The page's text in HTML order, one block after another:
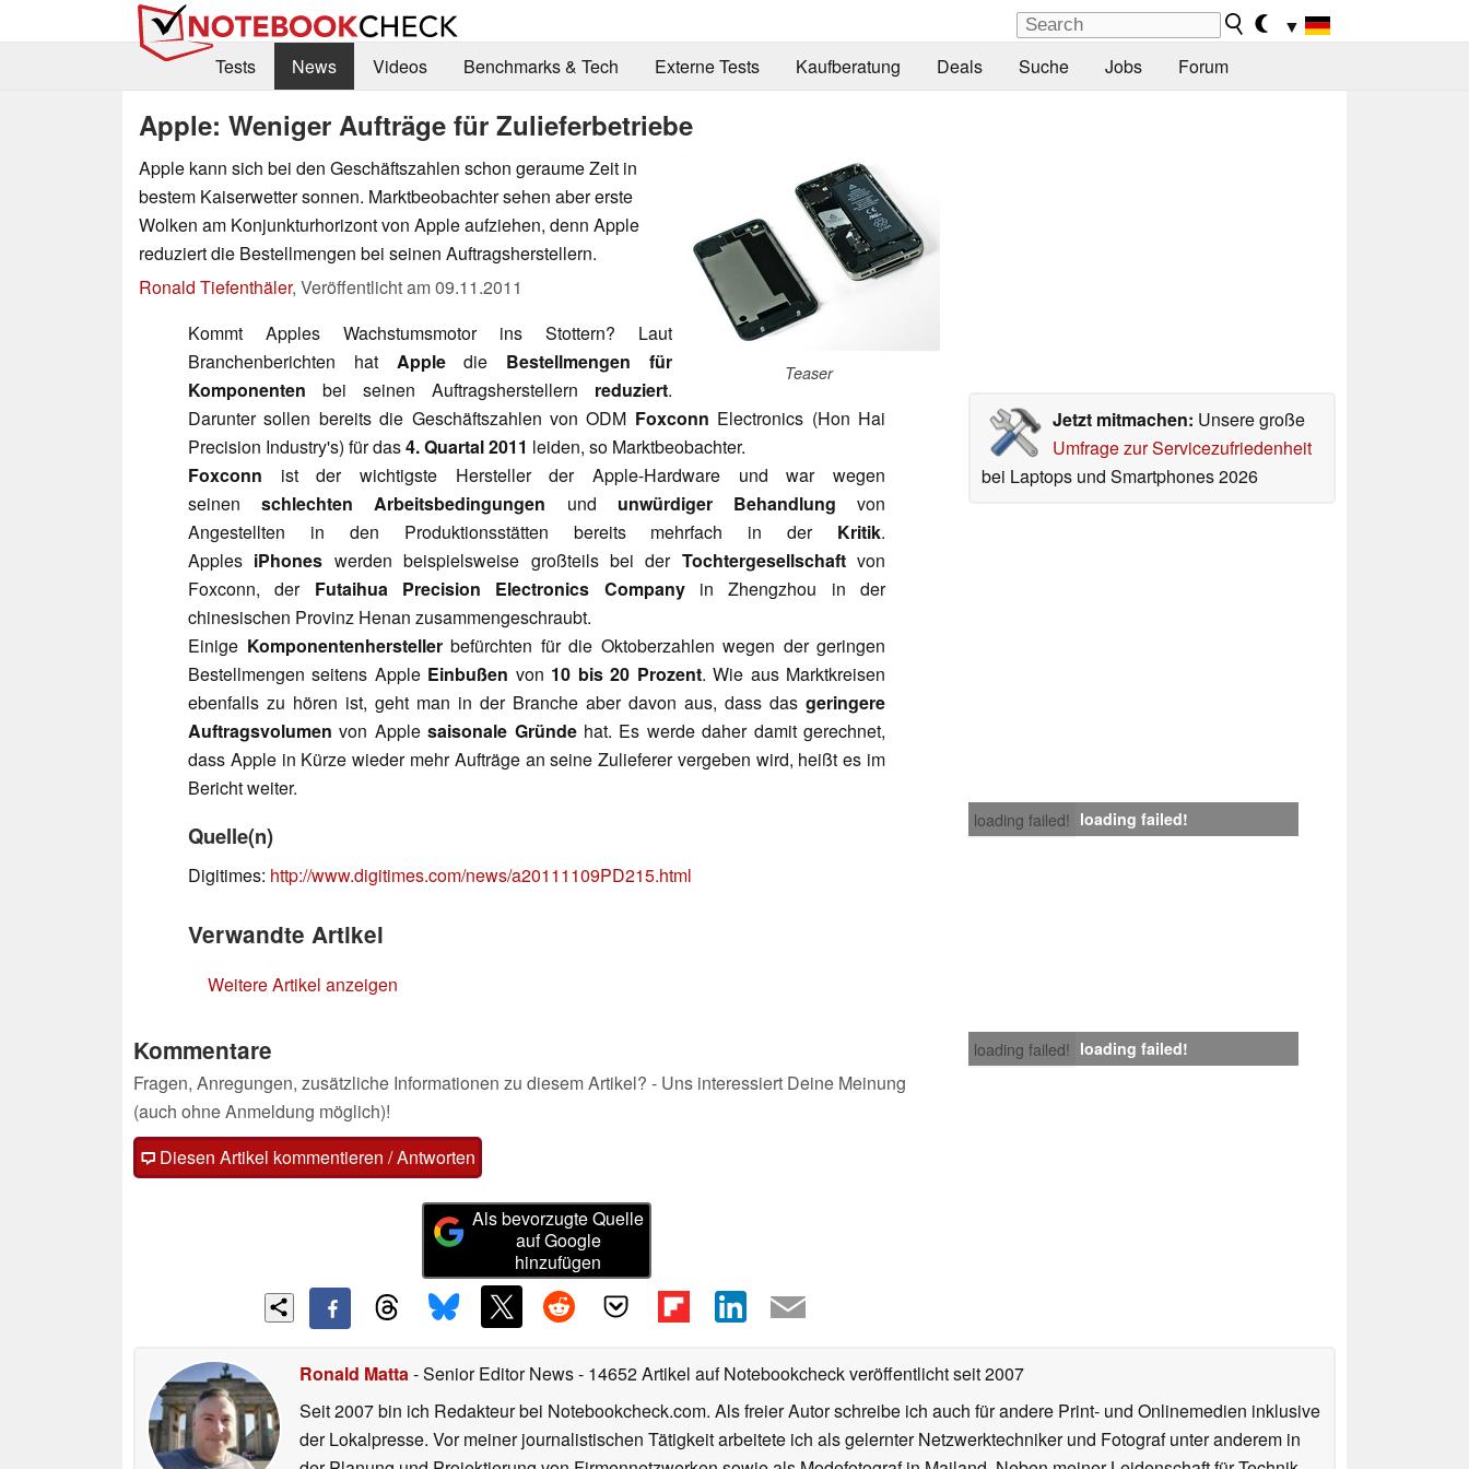
▼
Tests
News Videos Benchmarks & Tech Externe Tests Kaufberatung Deals Suche Jobs Forum
Apple: Weniger Aufträge für Zulieferbetriebe
Teaser
Apple kann sich bei den Geschäftszahlen schon geraume Zeit in
bestem Kaiserwetter sonnen. Marktbeobachter sehen aber erste
Wolken am Konjunkturhorizont von Apple aufziehen, denn Apple
reduziert die Bestellmengen bei seinen Auftragsherstellern.
Ronald Tiefenthäler, Veröffentlicht am09.11.2011
Jetzt mitmachen: Unsere große
Umfrage zur Servicezufriedenheit
bei Laptops und Smartphones 2026
Kommt Apples Wachstumsmotor ins Stottern? Laut
Branchenberichten hat Appledie Bestellmengen für
Komponenten bei seinen Auftragsherstellern reduziert.
Darunter sollen bereits die Geschäftszahlen von ODM Foxconn Electronics (Hon Hai
Precision Industry's) für das4. Quartal 2011 leiden, so Marktbeobachter.
Foxconn ist der wichtigste Hersteller der Apple-Hardware und war wegen
seinenschlechten Arbeitsbedingungen und unwürdiger Behandlung von
Angestellten in den Produktionsstätten bereits mehrfach in der Kritik.
Apples iPhones werden beispielsweise großteils bei der Tochtergesellschaftvon
Foxconn, der Futaihua Precision Electronics Companyin Zhengzhou in der
chinesischen Provinz Henan zusammengeschraubt.
Einige Komponentenherstellerbefürchten für die Oktoberzahlen wegen der geringen
Bestellmengen seitens Apple Einbußen von 10 bis 20 Prozent. Wie aus Marktkreisen
ebenfalls zu hören ist, geht man in der Branche aber davon aus, dass das geringere
Auftragsvolumen von Applesaisonale Gründehat. Es werde daher damit gerechnet,
dass Apple in Kürze wieder mehr Aufträge an seine Zulieferer vergeben wird, heißt es im
Bericht weiter.
loading failed! loading failed!
Quelle(n)
Digitimes: http://www.digitimes.com/news/a20111109PD215.html
Verwandte Artikel
Weitere Artikel anzeigen
loading failed! loading failed!
Kommentare
Fragen, Anregungen, zusätzliche Informationen zu diesem Artikel? - Uns interessiert Deine Meinung
(auch ohne Anmeldung möglich)!
Diesen Artikel kommentieren / Antworten
Als bevorzugte Quelle
auf Google
hinzufügen
Ronald Matta- Senior Editor News- 14652 Artikel auf Notebookcheck veröffentlichtseit 2007
Seit 2007 bin ich Redakteur bei Notebookcheck.com. Als freier Autor schreibe ich auch für andere Print- und Onlinemedien inklusive
der Lokalpresse. Vor meiner journalistischen Tätigkeit arbeitete ich als gelernter Netzwerktechniker und Fotograf unter anderem in